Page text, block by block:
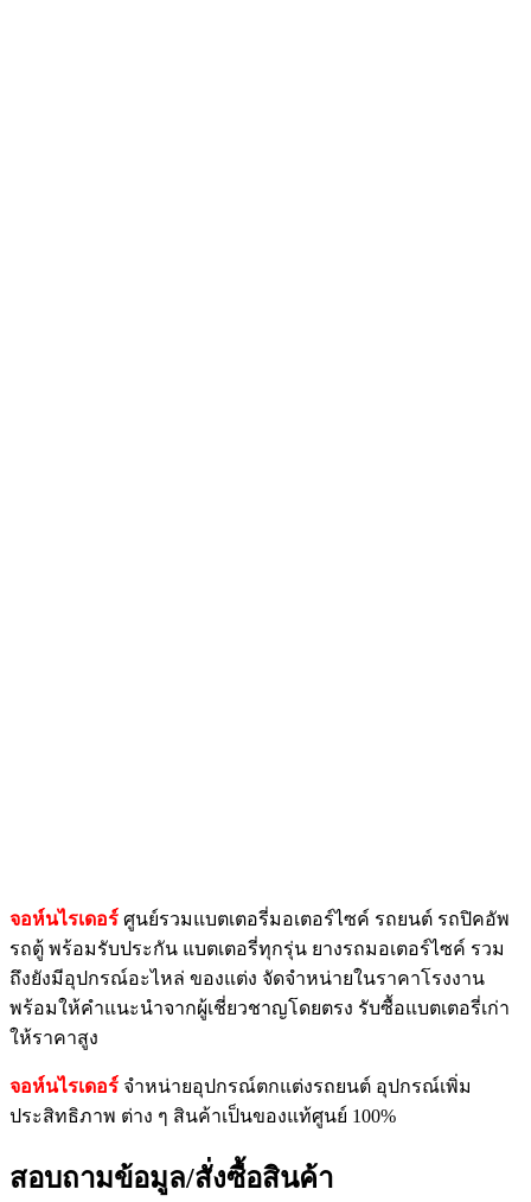
จอห์นไรเดอร์ ศูนย์รวมแบตเตอรี่มอเตอร์ไซค์ รถยนต์ รถปิคอัพ
รถตู้ พร้อมรับประกัน แบตเตอรี่ทุกรุ่น ยางรถมอเตอร์ไซค์ รวม
ถึงยังมีอุปกรณ์อะไหล่ ของแต่ง จัดจำหน่ายในราคาโรงงาน
พร้อมให้คำแนะนำจากผู้เชี่ยวชาญโดยตรง รับซื้อแบตเตอรี่เก่า
ให้ราคาสูง
จอห์นไรเดอร์ จำหน่ายอุปกรณ์ตกแต่งรถยนต์ อุปกรณ์เพิ่ม
ประสิทธิภาพ ต่าง ๆ สินค้าเป็นของแท้ศูนย์ 100%
สอบถามข้อมูล/สั่งซื้อสินค้า